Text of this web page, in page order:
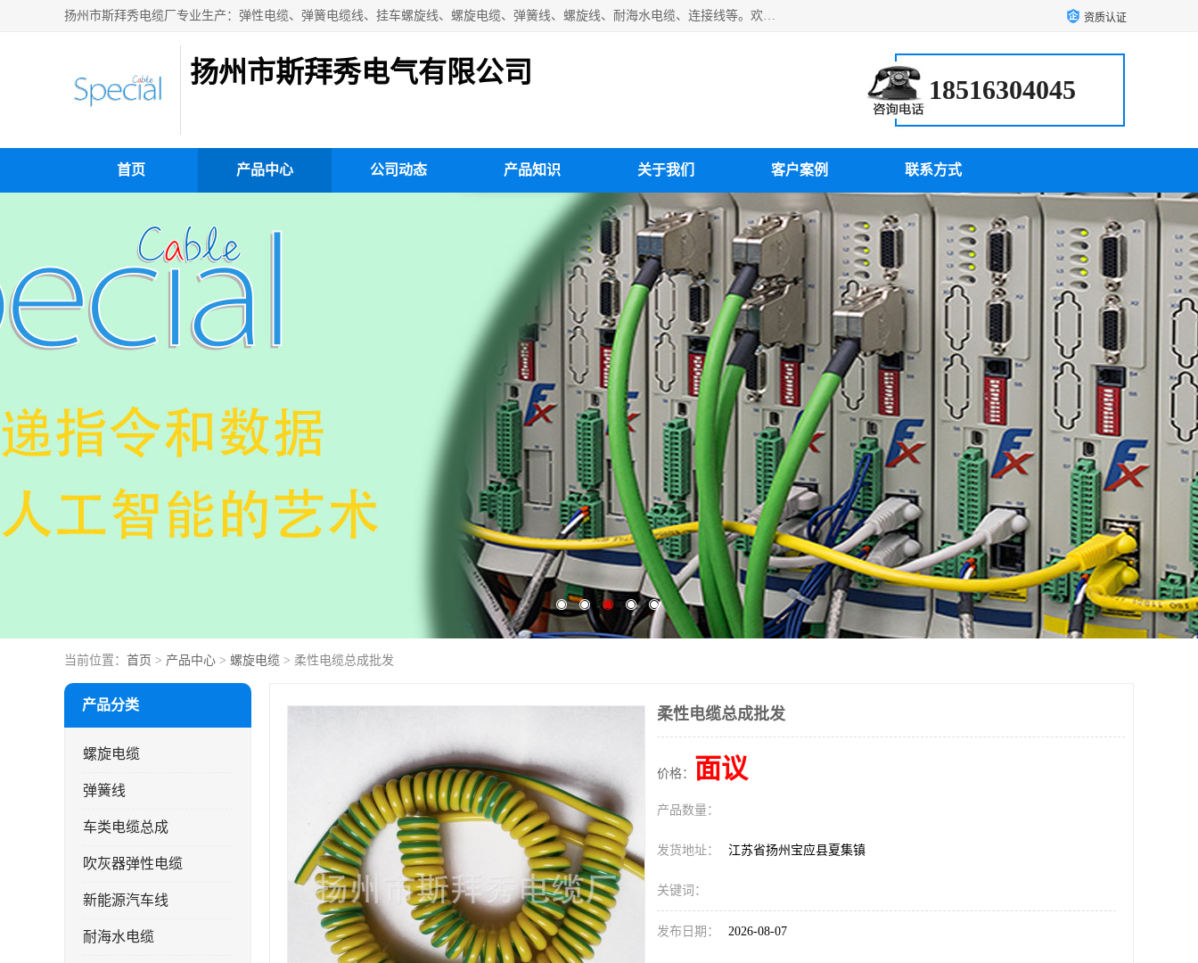
扬州市斯拜秀电缆厂专业生产：弹性电缆、弹簧电缆线、挂车螺旋线、螺旋电缆、弹簧线、螺旋线、耐海水电缆、连接线等。欢迎来电咨询！ 资质认证
扬州市斯拜秀电气有限公司
18516304045
首页 产品中心 公司动态 产品知识 关于我们 客户案例 联系方式
当前位置： 首页 > 产品中心 > 螺旋电缆 > 柔性电缆总成批发
产品分类
螺旋电缆
弹簧线
车类电缆总成
吹灰器弹性电缆
新能源汽车线
耐海水电缆
柔性电缆总成批发
价格： 面议
产品数量：
发货地址： 江苏省扬州宝应县夏集镇
关键词：
发布日期： 2026-08-07